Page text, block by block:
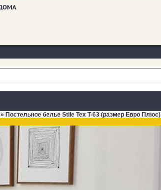
» Постельное белье Stile Tex T-63 (размер Евро Плюс)